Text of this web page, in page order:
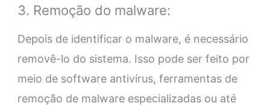
3. Remoção do malware:
Depois de identificar o malware, é necessário
removê-lo do sistema. Isso pode ser feito por
meio de software antivírus, ferramentas de
remoção de malware especializadas ou até